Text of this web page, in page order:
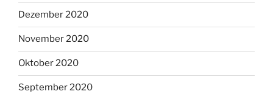
Dezember 2020
November 2020
Oktober 2020
September 2020